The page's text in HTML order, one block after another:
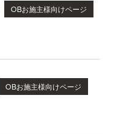
OBお施主様向けページ
OBお施主様向けページ